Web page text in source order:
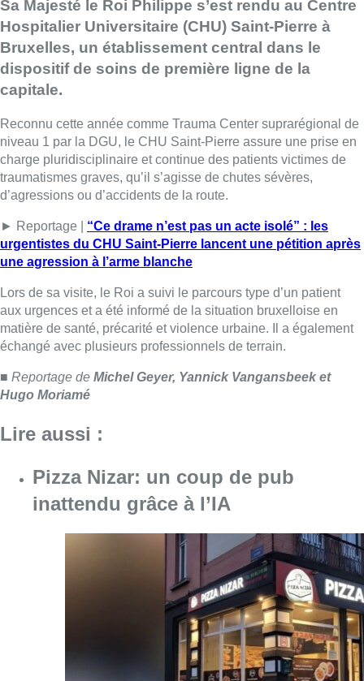
► Reportage |“Ce drame n’est pas un acte isolé” : les
urgentistes du CHU Saint-Pierre lancent une pétition après
une agression à l’arme blanche
Lors de sa visite, le Roi a suivi le parcours type d’un patient
aux urgences et a été informé de la situation bruxelloise en
échangé avec plusieurs professionnels de terrain.
■ Reportage deMichel Geyer, Yannick Vangansbeek et
Hugo Moriamé
Lire aussi :
Pizza Nizar: un coup de pub
inattendu grâce à l’IA
Consulter l'article "Pizza Nizar: un coup de
Foire du Midi: les visiteurs au
rendez-vous grâce à la météo